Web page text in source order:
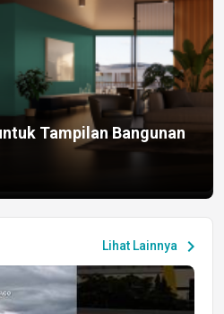
Tampilan Bangunan
Lihat Lainnya chevron_right